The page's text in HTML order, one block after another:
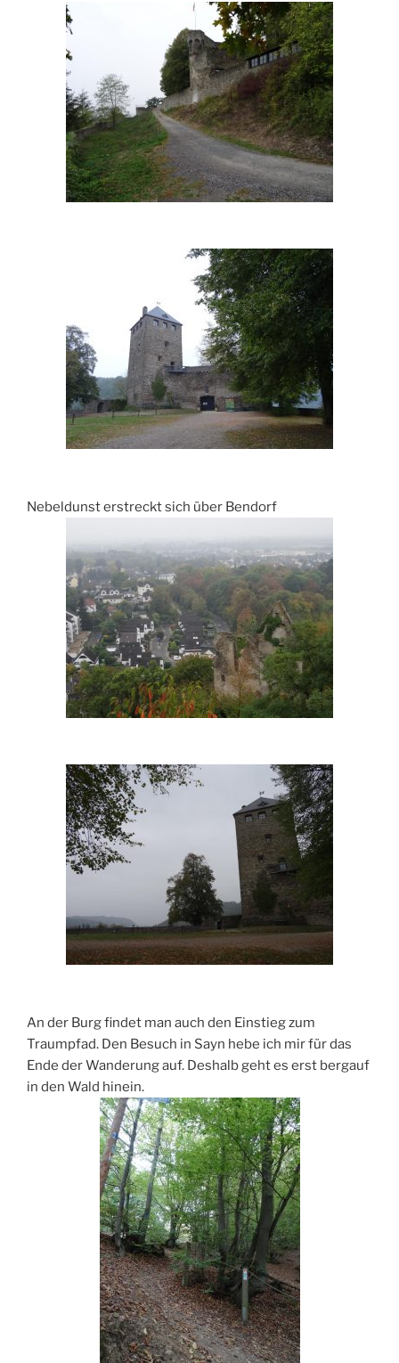
Nebeldunst erstreckt sich über Bendorf
An der Burg findet man auch den Einstieg zum
Traumpfad. Den Besuch in Sayn hebe ich mir für das
Ende der Wanderung auf. Deshalb geht es erst bergauf
in den Wald hinein.